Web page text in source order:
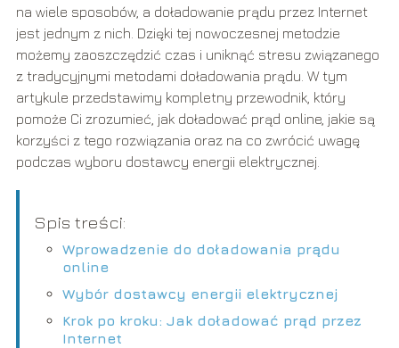
na wiele sposobów, a doładowanie prądu przez Internet
jest jednym z nich. Dzięki tej nowoczesnej metodzie
możemy zaoszczędzić czas i uniknąć stresu związanego
z tradycyjnymi metodami doładowania prądu. W tym
artykule przedstawimy kompletny przewodnik, który
pomoże Ci zrozumieć, jak doładować prąd online, jakie są
korzyści z tego rozwiązania oraz na co zwrócić uwagę
podczas wyboru dostawcy energii elektrycznej.
Spis treści:
Wprowadzenie do doładowania prądu
online
Wybór dostawcy energii elektrycznej
Krok po kroku: Jak doładować prąd przez
Internet